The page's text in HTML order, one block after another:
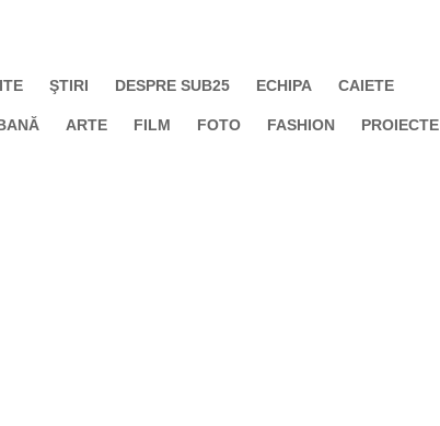
ŞTIRI DESPRE SUB25 ECHIPA CAIETE
ARTE FILM FOTO FASHION PROIECTE